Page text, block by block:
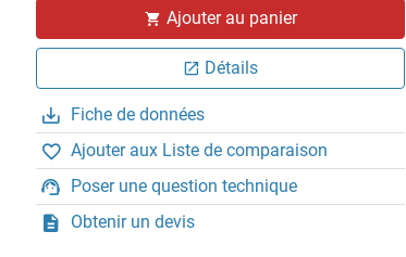
Ajouter au panier
Détails
Fiche de données
Ajouter aux Liste de comparaison
Poser une question technique
Obtenir un devis